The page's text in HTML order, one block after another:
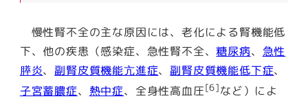
慢性腎不全の主な原因には、老化による腎機能低
下、他の疾患（感染症、急性腎不全、糖尿病、 急性
膵炎、 副腎皮質機能亢進症、 副腎皮質機能低下症、
子宮蓄膿症、 熱中症、全身性高血圧[6]など）によ